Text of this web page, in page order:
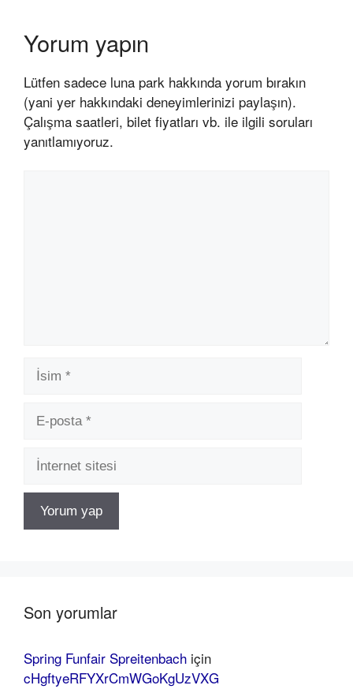
Yorum yapın
Lütfen sadece luna park hakkında yorum bırakın
(yani yer hakkındaki deneyimlerinizi paylaşın).
Çalışma saatleri, bilet fiyatları vb. ile ilgili soruları
yanıtlamıyoruz.
İsim
posta
İnternet
sitesi
Son yorumlar
Spring Funfair Spreitenbach için
cHgftyeRFYXrCmWGoKgUzVXG